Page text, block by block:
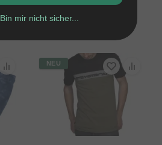
20.97
NEU
Bin mir nicht sicher...